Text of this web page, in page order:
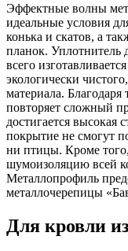
Эффектные волны
идеальные условия
конька и скатов, а
планок. Уплотнитель
всего
экологически
материала. Благодаря
повторяет сложный
достигается высокая
покрытие не смогут
ни птицы. Кроме
шумоизоляцию всей
Металлопрофиль
металлочерепицы
Для кровли